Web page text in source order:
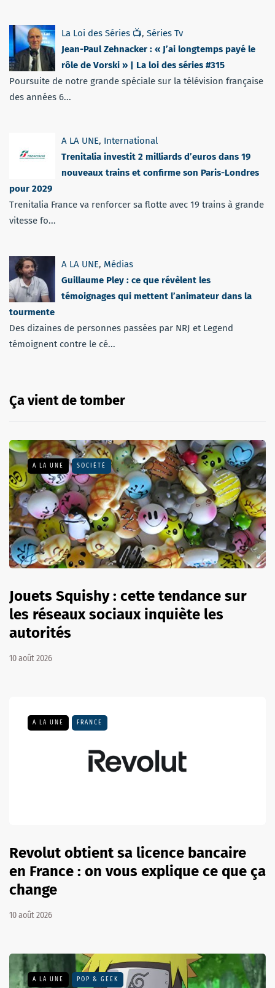
La Loi des Séries 📺, Séries Tv
Jean-Paul Zehnacker : « J’ai longtemps payé le
rôle de Vorski » | La loi des séries #315
Poursuite de notre grande spéciale sur la télévision française
des années 6...
A LA UNE, International
Trenitalia investit 2 milliards d’euros dans 19
nouveaux trains et confirme son Paris-Londres
pour 2029
Trenitalia France va renforcer sa flotte avec 19 trains à grande
vitesse fo...
A LA UNE, Médias
Guillaume Pley : ce que révèlent les
témoignages qui mettent l’animateur dans la
tourmente
Des dizaines de personnes passées par NRJ et Legend
témoignent contre le cé...
Ça vient de tomber
A LA UNE SOCIÉTÉ
Jouets Squishy : cette tendance sur
les réseaux sociaux inquiète les
autorités
10 août 2026
A LA UNE FRANCE
Revolut obtient sa licence bancaire
en France : on vous explique ce que ça
change
10 août 2026
A LA UNE POP & GEEK